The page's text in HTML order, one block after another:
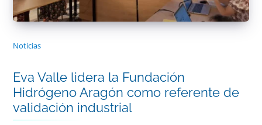
Noticias
Eva Valle lidera la Fundación
Hidrógeno Aragón como referente de
validación industrial